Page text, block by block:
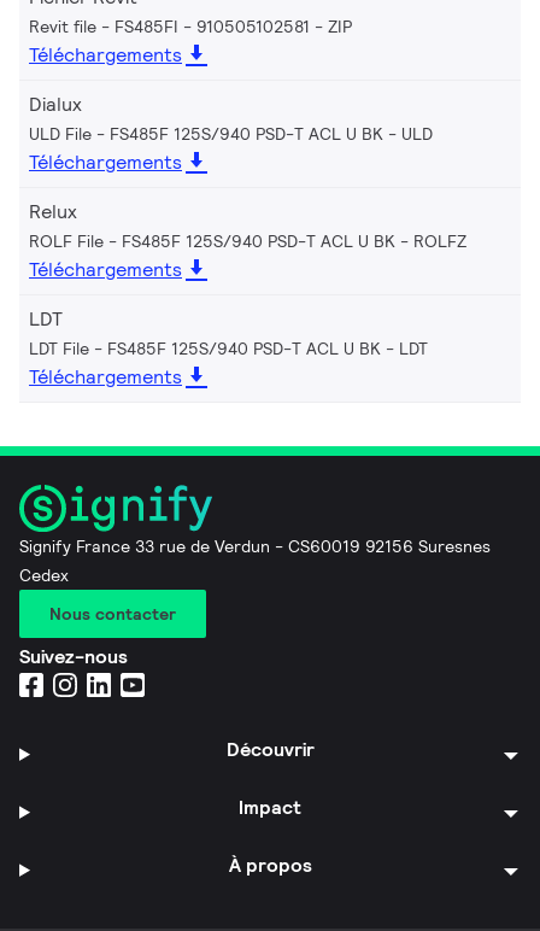
Revit file - FS485FI - 910505102581 ZIP
Téléchargements
Dialux
ULD File - FS485F 125S/940 PSD-T ACL U BK ULD
Téléchargements
Relux
ROLF File - FS485F 125S/940 PSD-T ACL U BK ROLFZ
Téléchargements
LDT
LDT File - FS485F 125S/940 PSD-T ACL U BK LDT
Téléchargements
Signify France 33 rue de Verdun - CS60019 92156 Suresnes
Cedex
Nous contacter
Suivez-nous
Découvrir
Impact
À propos